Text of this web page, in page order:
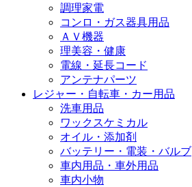
調理家電
コンロ・ガス器具用品
ＡＶ機器
理美容・健康
電線・延長コード
アンテナパーツ
レジャー・自転車・カー用品
洗車用品
ワックスケミカル
オイル・添加剤
バッテリー・電装・バルブ
車内用品・車外用品
車内小物